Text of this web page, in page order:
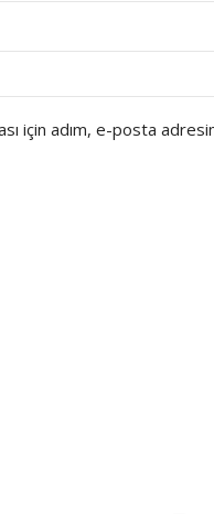
için adım, e-posta